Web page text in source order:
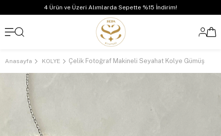
4 Ürün ve Üzeri Alımlarda Sepette %15 İndirim!
Anasayfa KOLYE Çelik Fotoğraf Makineli Seyahat Kolye Gümüş